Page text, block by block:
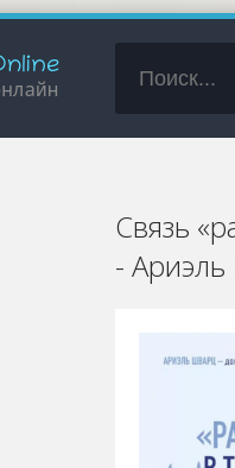
Связь
-